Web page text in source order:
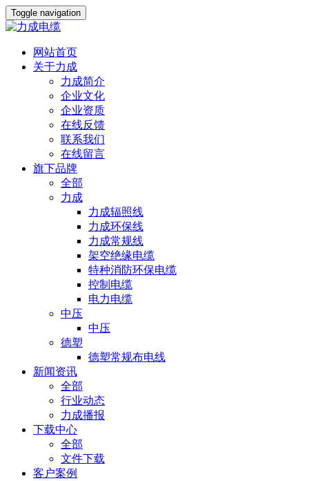
Toggle navigation
网站首页
关于力成
力成简介
企业文化
企业资质
在线反馈
联系我们
在线留言
旗下品牌
全部
力成
力成辐照线
力成环保线
力成常规线
架空绝缘电缆
特种消防环保电缆
控制电缆
电力电缆
中压
中压
德塑
德塑常规布电线
新闻资讯
全部
行业动态
力成播报
下载中心
全部
文件下载
客户案例